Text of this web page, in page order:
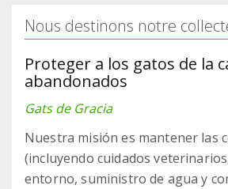
Nous destinons notre
Proteger a los gatos de la
abandonados
Gats de Gracia
Nuestra misión es mantener las
(incluyendo cuidados
entorno, suministro de agua y